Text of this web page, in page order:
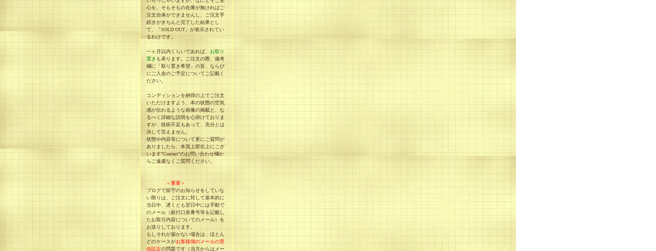
心を。そもそもの在庫が無ければご
注文自体ができませんし、ご注文手
続きがきちんと完了した結果とし
て、「SOLD OUT」が表示されてい
るわけです。
一ヶ月以内くらいであれば、 お取り
置き も承ります。ご注文の際、備考
欄に「取り置き希望」の旨、ならび
にご入金のご予定についてご記載く
ださい。
コンディションを納得の上でご注文
いただけますよう、本の状態の空気
感が伝わるような画像の掲載と、な
るべく詳細な説明を心掛けておりま
すが、技術不足もあって、充分とは
決して言えません。
状態や内容等について更にご質問が
ありましたら、本頁上部右上にござ
います"Contact"のお問い合わせ欄か
らご遠慮なくご質問ください。
＜重要＞
ブログで留守のお知らせをしていな
い限りは、ご注文に対して基本的に
当日中、遅くとも翌日中には手動で
のメール（銀行口座番号等を記載し
たお取引内容についてのメール）を
お送りしております。
もしそれが届かない場合は、ほとん
どのケースがお客様側のメールの受
信設定の問題です（当方からはメー